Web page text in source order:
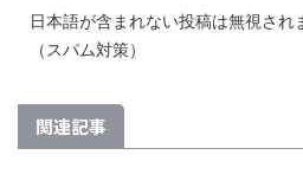
日本語が含まれない投稿は無視され
（スパム対策）
関連記事